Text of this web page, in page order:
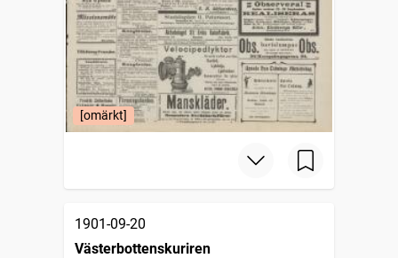
[omärkt]
1901-09-20
Västerbottenskuriren